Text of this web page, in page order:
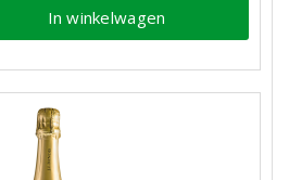
In winkelwagen